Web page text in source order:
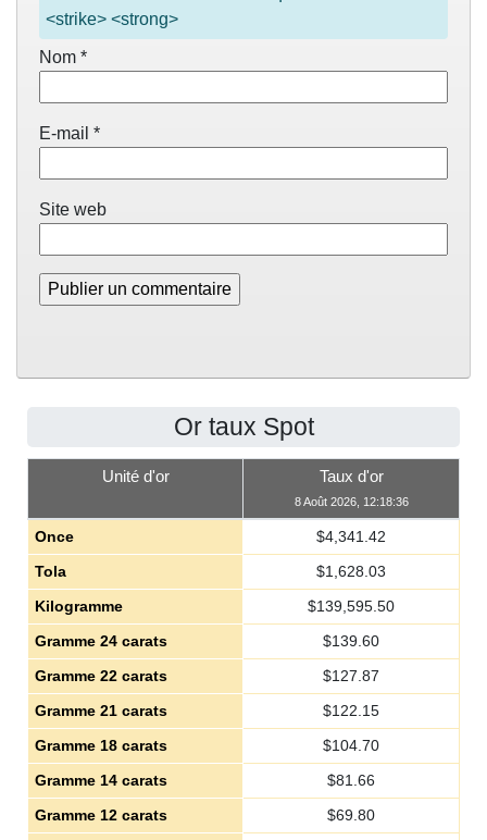
<strike> <strong>
Nom *
E-mail *
Site web
Or taux Spot
Unité d'or Taux d'or
8 Août 2026, 12:18:36
Once $4,341.42
Tola
$1,628.03
Kilogramme
$139,595.50
Gramme 24 carats
$139.60
Gramme 22 carats
$127.87
Gramme 21 carats
$122.15
Gramme 18 carats
$104.70
Gramme 14 carats
$81.66
Gramme 12 carats
$69.80